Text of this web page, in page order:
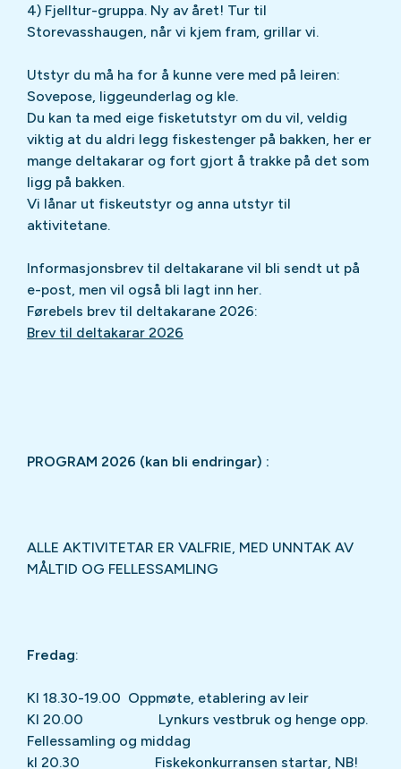
4) Fjelltur-gruppa. Ny av året! Tur til
Storevasshaugen, når vi kjem fram, grillar vi.
Utstyr du må ha for å kunne vere med på leiren:
Sovepose, liggeunderlag og kle.
Du kan ta med eige fisketutstyr om du vil, veldig
viktig at du aldri legg fiskestenger på bakken, her er
mange deltakarar og fort gjort å trakke på det som
ligg på bakken.
Vi lånar ut fiskeutstyr og anna utstyr til
aktivitetane.
Informasjonsbrev til deltakarane vil bli sendt ut på
e-post, men vil også bli lagt inn her.
Førebels brev til deltakarane 2026:
Brev til deltakarar 2026
PROGRAM 2026 (kan bli endringar) :
ALLE AKTIVITETAR ER VALFRIE, MED UNNTAK AV
MÅLTID OG FELLESSAMLING
Fredag:
Kl 18.30-19.00 Oppmøte, etablering av leir
Kl 20.00 Lynkurs vestbruk og henge opp.
Fellessamling og middag
kl 20.30 Fiskekonkurransen startar, NB!